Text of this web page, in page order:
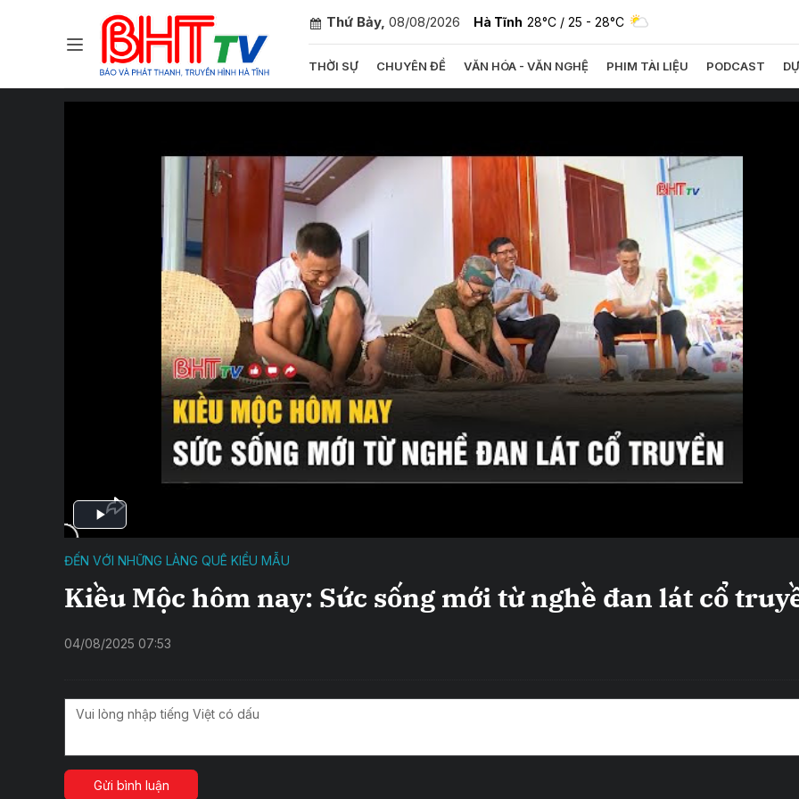
Thứ Bảy, 08/08/2026 Hà Tĩnh 28°C / 25 - 28°C
THỜI SỰ CHUYÊN ĐỀ VĂN HÓA - VĂN NGHỆ PHIM TÀI LIỆU PODCAST
ĐẾN VỚI NHỮNG LÀNG QUÊ KIỂU MẪU
Kiều Mộc hôm nay: Sức sống mới từ nghề đan lát cổ
04/08/2025 07:53
Gửi bình luận